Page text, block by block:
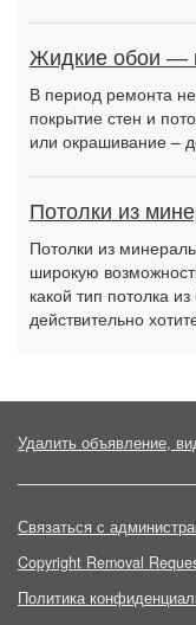
Жидкие обои —
В период ремонта
покрытие стен и
или окрашивание –
Потолки из
Потолки из
широкую
какой тип потолка
действительно
Удалить объявление,
Связаться с
Copyright Removal
Политика